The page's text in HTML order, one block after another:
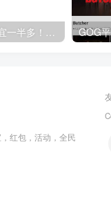
优惠寄快递最高便宜一半多！白鸽惠递
红包，活动，全民